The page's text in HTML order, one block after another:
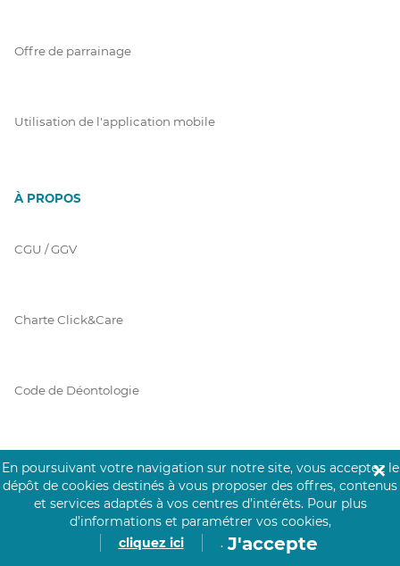
Offre de parrainage
Utilisation de l'application mobile
À PROPOS
CGU / GGV
Charte Click&Care
Code de Déontologie
Mentions Légales
Prérequis Click&Care
En poursuivant votre navigation sur notre site, vous acceptez le
dépôt de cookies destinés à vous proposer des offres, contenus
et services adaptés à vos centres d’intérêts. Pour plus
d’informations et paramétrer vos cookies,
cliquez ici
. J'accepte
✕